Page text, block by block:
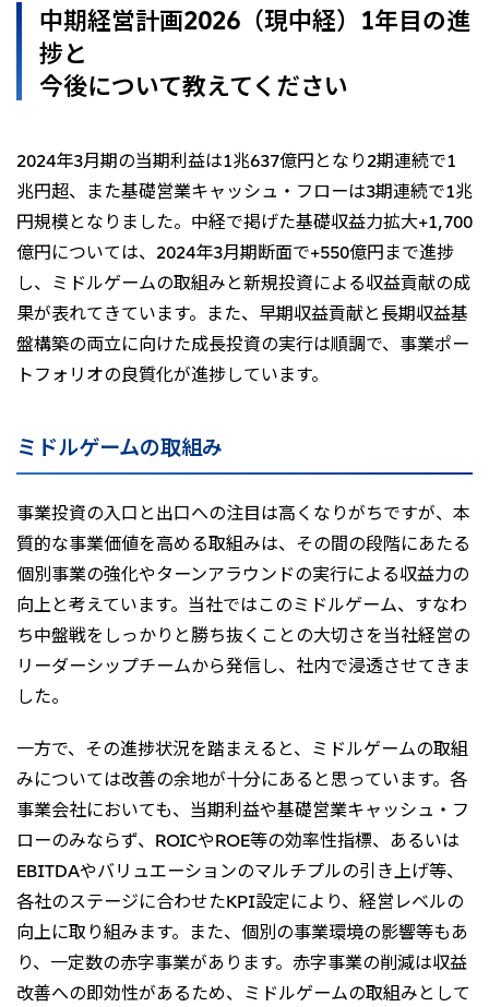
2027年3月期第1四半期決算
2026.8.4
2026.8.4 適時開示
従業員向け株式報酬制度の継続
2026.8.4 適時開示
2027年3月期第1四半期決算
カナダ三井物産株式会社
中南米
チリ三井物産有限会社
ブラジル三井物産株式会社
欧州
欧州三井物産株式会社
ドイツ三井物産有限会社
ベネルックス三井物産株式会社
イタリア三井物産株式会社
CIS
アジア
アジア・大洋州三井物産株式会社
タイ国三井物産株式会社
インドネシア 三井物産株式会社
韓国三井物産株式会社
三井物産（上海）貿易有限公司
三井物産（広東）貿易有限公司
三井物産（香港）有限公司
台湾三井物産股份有限公司
大洋州
豪州三井物産株式会社
中期経営計画2026（現中経）1年目の進
捗と
今後について教えてください
2024年3月期の当期利益は1兆637億円となり2期連続で1
兆円超、また基礎営業キャッシュ・フローは3期連続で1兆
円規模となりました。中経で掲げた基礎収益力拡大+1,700
億円については、2024年3月期断面で+550億円まで進捗
し、ミドルゲームの取組みと新規投資による収益貢献の成
果が表れてきています。また、早期収益貢献と長期収益基
盤構築の両立に向けた成長投資の実行は順調で、事業ポー
トフォリオの良質化が進捗しています。
ミドルゲームの取組み
事業投資の入口と出口への注目は高くなりがちですが、本
質的な事業価値を高める取組みは、その間の段階にあたる
個別事業の強化やターンアラウンドの実行による収益力の
向上と考えています。当社ではこのミドルゲーム、すなわ
ち中盤戦をしっかりと勝ち抜くことの大切さを当社経営の
リーダーシップチームから発信し、社内で浸透させてきま
した。
一方で、その進捗状況を踏まえると、ミドルゲームの取組
みについては改善の余地が十分にあると思っています。各
事業会社においても、当期利益や基礎営業キャッシュ・フ
ローのみならず、ROICやROE等の効率性指標、あるいは
EBITDAやバリュエーションのマルチプルの引き上げ等、
各社のステージに合わせたKPI設定により、経営レベルの
向上に取り組みます。また、個別の事業環境の影響等もあ
り、一定数の赤字事業があります。赤字事業の削減は収益
改善への即効性があるため、ミドルゲームの取組みとして